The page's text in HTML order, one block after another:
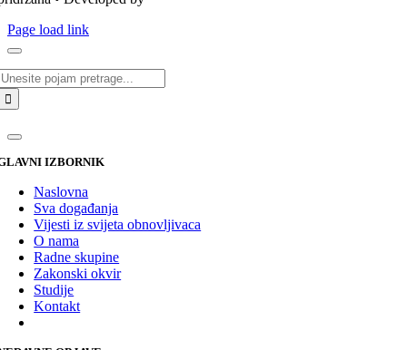
Page load link
IZBORNIK
Naslovna
Sva događanja
Vijesti iz svijeta obnovljivaca
O nama
Radne skupine
Zakonski okvir
Studije
Kontakt